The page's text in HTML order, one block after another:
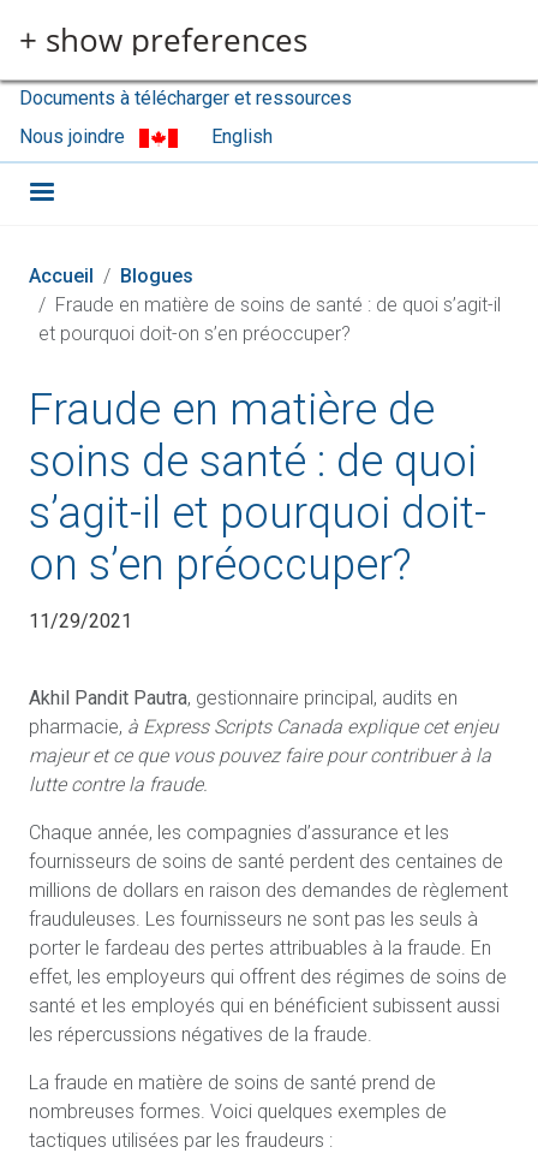
+ show preferences
Documents à télécharger et ressources
Nous joindre
English
Accueil
Blogues
Fraude en matière de soins de santé : de quoi s’agit-il
et pourquoi doit-on s’en préoccuper?
Fraude en matière de
soins de santé : de quoi
s’agit-il et pourquoi doit-
on s’en préoccuper?
11/29/2021
Akhil Pandit Pautra, gestionnaire principal, audits en
pharmacie, à Express Scripts Canada explique cet enjeu
majeur et ce que vous pouvez faire pour contribuer à la
lutte contre la fraude.
Chaque année, les compagnies d’assurance et les
fournisseurs de soins de santé perdent des centaines de
millions de dollars en raison des demandes de règlement
frauduleuses. Les fournisseurs ne sont pas les seuls à
porter le fardeau des pertes attribuables à la fraude. En
effet, les employeurs qui offrent des régimes de soins de
santé et les employés qui en bénéficient subissent aussi
les répercussions négatives de la fraude.
La fraude en matière de soins de santé prend de
nombreuses formes. Voici quelques exemples de
tactiques utilisées par les fraudeurs :